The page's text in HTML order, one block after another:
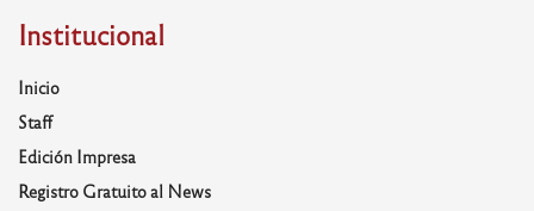
Institucional
Inicio
Staff
Edición Impresa
Registro Gratuito al News